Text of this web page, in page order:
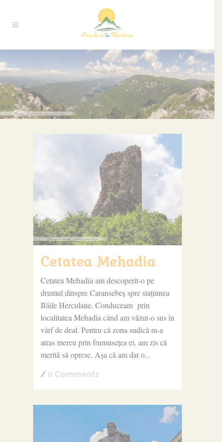
Cetatea Mehadia
Cetatea Mehadia am descoperit-o pe
drumul dinspre Caransebeș spre stațiunea
Băile Herculane. Conduceam prin
localitatea Mehadia când am văzut-o sus în
vârf de deal. Pentru că zona sudică m-a
atras mereu prin frumusețea ei, am zis că
merită să opresc. Așa că am dat o...
/ 0 Comments